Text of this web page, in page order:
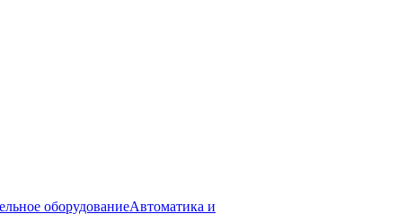
оборудованиеАвтоматика и